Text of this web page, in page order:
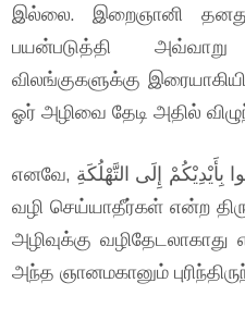
இல்லை. இறைஞானி தனது
பயன்படுத்தி
விலங்குகளுக்கு
ஓர் அழிவை தேடி அதில்
எனவே, لَا تُلقوا بِأَيْدِيْكُمْ إِلَى التَّهْلُكَةِ நீங்களாகவே அழிவுக்கு
வழி செய்யாதீர்கள் என்ற
அழிவுக்கு
அந்த ஞானமகானும்